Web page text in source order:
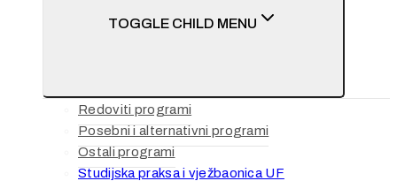
TOGGLE CHILD MENU
Redoviti programi
Posebni i alternativni programi
Ostali programi
Studijska praksa i vježbaonica UF